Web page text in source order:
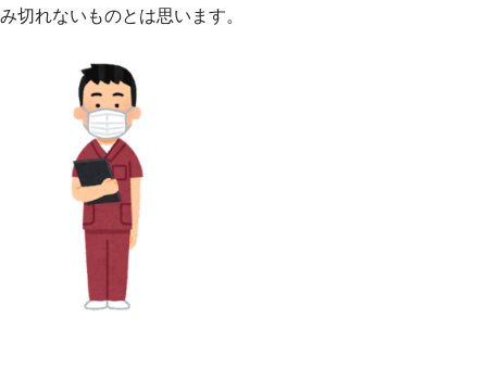
み切れないものとは思います。